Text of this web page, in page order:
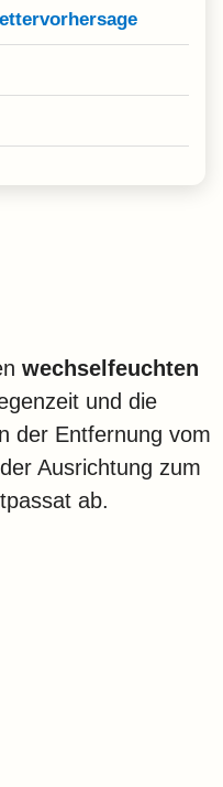
wechselfeuchten
und die
der Entfernung vom
Ausrichtung zum
ab.